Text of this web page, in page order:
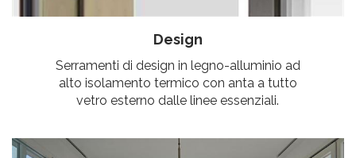
Design
Serramenti di design in legno-alluminio ad
alto isolamento termico con anta a tutto
vetro esterno dalle linee essenziali.